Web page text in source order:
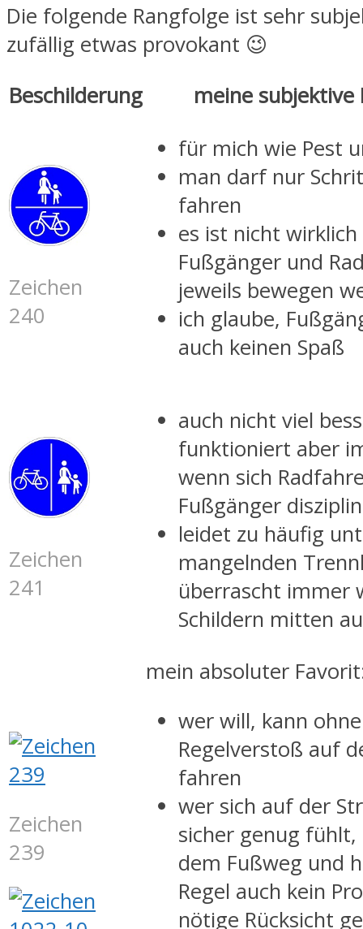
Die folgende Rangfolge ist sehr
zufällig etwas provokant 😉
Beschilderung
meine subjektive
Zeichen
240
für mich wie Pest
man darf nur
fahren
es ist nicht
Fußgänger und
jeweils bewegen
ich glaube,
auch keinen Spaß
Zeichen
241
auch nicht viel
funktioniert aber
wenn sich
Fußgänger
leidet zu häufig
mangelnden
überrascht immer
Schildern mitten
Zeichen
239
mein absoluter
wer will, kann ohne
Regelverstoß auf
fahren
wer sich auf der
sicher genug
dem Fußweg und
Regel auch kein
nötige Rücksicht